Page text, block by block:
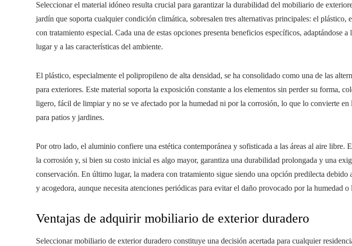
Seleccionar el material idóneo resulta crucial para garantizar la durabilidad del mobiliario de
jardín que soporta cualquier condición climática, sobresalen tres alternativas principales: el plástico,
con tratamiento especial. Cada una de estas opciones presenta beneficios específicos, adaptándose a
lugar y a las características del ambiente.
El plástico, especialmente el polipropileno de alta densidad, se ha consolidado como una de las
para exteriores. Este material soporta la exposición constante a los elementos sin perder su forma,
ligero, fácil de limpiar y no se ve afectado por la humedad ni por la corrosión, lo que lo convierte en
para patios y jardines.
Por otro lado, el aluminio confiere una estética contemporánea y sofisticada a las áreas al aire libre.
la corrosión y, si bien su costo inicial es algo mayor, garantiza una durabilidad prolongada y una
conservación. En último lugar, la madera con tratamiento sigue siendo una opción predilecta debido
y acogedora, aunque necesita atenciones periódicas para evitar el daño provocado por la humedad o
Ventajas de adquirir mobiliario de exterior duradero
Seleccionar mobiliario de exterior duradero constituye una decisión acertada para cualquier